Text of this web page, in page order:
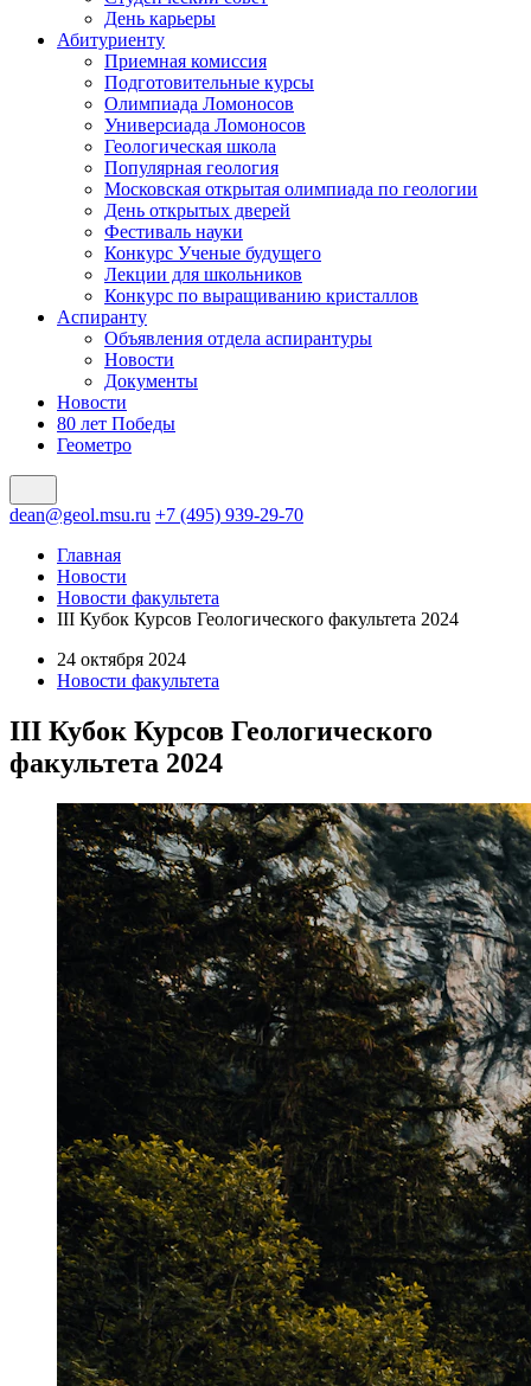
День карьеры
Абитуриенту
Приемная комиссия
Подготовительные курсы
Олимпиада Ломоносов
Универсиада Ломоносов
Геологическая школа
Популярная геология
Московская открытая олимпиада по геологии
День открытых дверей
Фестиваль науки
Конкурс Ученые будущего
Лекции для школьников
Конкурс по выращиванию кристаллов
Аспиранту
Объявления отдела аспирантуры
Новости
Документы
Новости
80 лет Победы
Геометро
dean@geol.msu.ru +7 (495) 939-29-70
Главная
Новости
Новости факультета
III Кубок Курсов Геологического факультета 2024
24 октября 2024
Новости факультета
III Кубок Курсов Геологического
факультета 2024